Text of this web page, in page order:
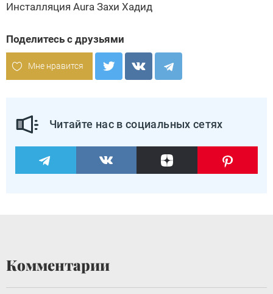
Инсталляция Aura Захи Хадид
Поделитесь с друзьями
Мне нравится
Читайте нас в социальных сетях
Комментарии